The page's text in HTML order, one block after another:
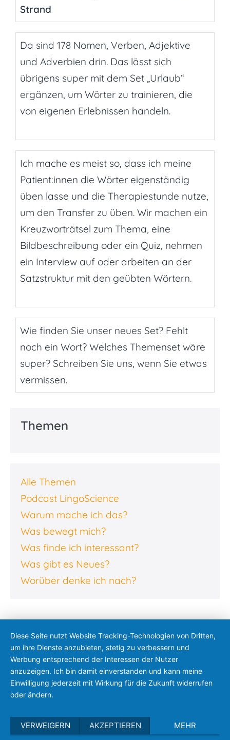
Strand
Da sind 178 Nomen, Verben, Adjektive
und Adverbien drin. Das lässt sich
übrigens super mit dem Set „Urlaub“
ergänzen, um Wörter zu trainieren, die
von eigenen Erlebnissen handeln.
Ich mache es meist so, dass ich meine
Patient:innen die Wörter eigenständig
üben lasse und die Therapiestunde nutze,
um den Transfer zu üben. Wir machen ein
Kreuzworträtsel zum Thema, eine
Bildbeschreibung oder ein Quiz, nehmen
ein Interview auf oder arbeiten an der
Satzstruktur mit den geübten Wörtern.
Wie finden Sie unser neues Set? Fehlt
noch ein Wort? Welches Themenset wäre
super? Schreiben Sie uns, wenn Sie etwas
vermissen.
Themen
Alle Themen
Podcast LingoScience
Warum mache ich das?
Was bewegt mich?
Was finde ich interessant?
Was gibt es Neues?
Worüber denke ich nach?
Diese Seite nutzt Website Tracking-Technologien von Dritten,
um ihre Dienste anzubieten, stetig zu verbessern und
Werbung entsprechend der Interessen der Nutzer
anzuzeigen. Ich bin damit einverstanden und kann meine
Einwilligung jederzeit mit Wirkung für die Zukunft widerrufen
oder ändern.
VERWEIGERN AKZEPTIEREN MEHR